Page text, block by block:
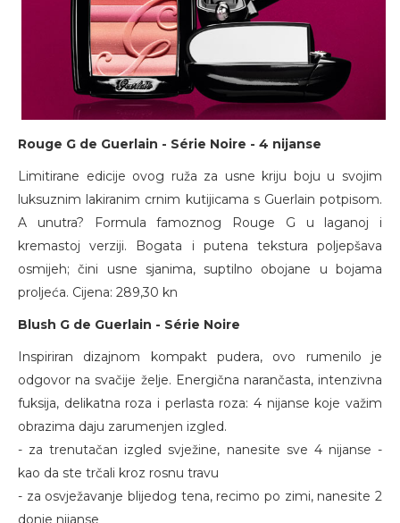
Rouge G de Guerlain - Série Noire - 4 nijanse
Limitirane edicije ovog ruža za usne kriju boju u svojim
luksuznim lakiranim crnim kutijicama s Guerlain potpisom.
A unutra? Formula famoznog Rouge G u laganoj i
kremastoj verziji. Bogata i putena tekstura poljepšava
osmijeh; čini usne sjanima, suptilno obojane u bojama
proljeća. Cijena: 289,30 kn
Blush G de Guerlain - Série Noire
Inspiriran dizajnom kompakt pudera, ovo rumenilo je
odgovor na svačije želje. Energična narančasta, intenzivna
fuksija, delikatna roza i perlasta roza: 4 nijanse koje važim
obrazima daju zarumenjen izgled.
- za trenutačan izgled svježine, nanesite sve 4 nijanse -
kao da ste trčali kroz rosnu travu
- za osvježavanje blijedog tena, recimo po zimi, nanesite 2
donje nijanse